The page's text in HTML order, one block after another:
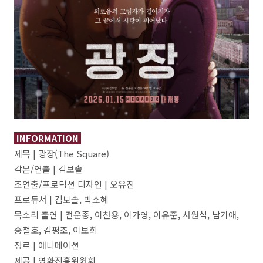
INFORMATION
제목 | 광장(The Square)
각본/연출 | 김보솔
조연출/프로덕션 디자인 | 오유진
프로듀서 | 김보솔, 박소혜
목소리 출연 | 전운종, 이찬용, 이가영, 이유준, 서원석, 남기애,
송철호, 김평조, 이보희
장르 | 애니메이션
제공 | 영화진흥위원회